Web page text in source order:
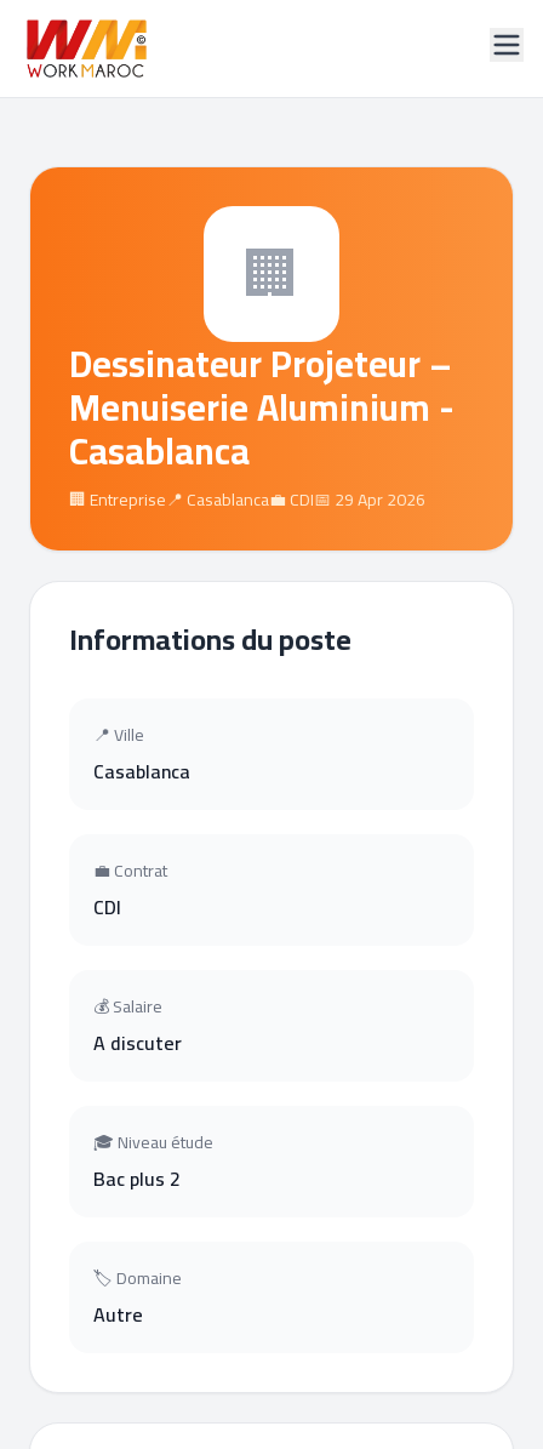
🏢
Dessinateur Projeteur –
Menuiserie Aluminium -
Casablanca
🏢 Entreprise📍 Casablanca💼 CDI📅 29 Apr 2026
Informations du poste
📍 Ville
Casablanca
💼 Contrat
CDI
💰 Salaire
A discuter
🎓 Niveau étude
Bac plus 2
🏷 Domaine
Autre